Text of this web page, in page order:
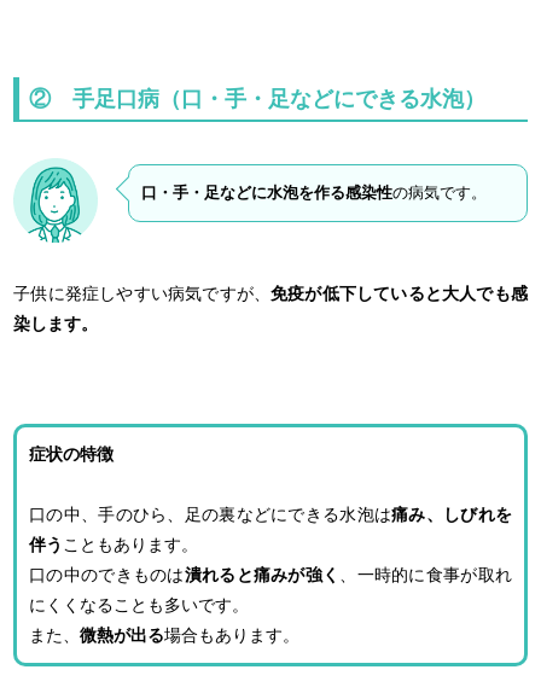
② 手足口病（口・手・足などにできる水泡）
口・手・足などに水泡を作る感染性の病気です。
子供に発症しやすい病気ですが、免疫が低下していると大人でも感
染します。
症状の特徴
口の中、手のひら、足の裏などにできる水泡は痛み、しびれを
伴う こともあります。
口の中のできものは潰れると痛みが強く
、一時的に食事が取れ
にくくなることも多いです。
また、微熱が出る場合もあります。